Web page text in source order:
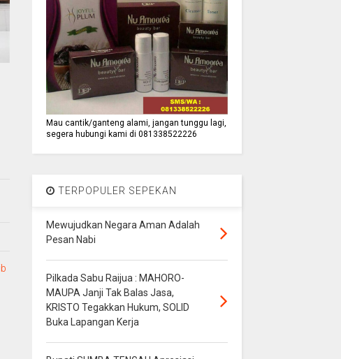
Mau cantik/ganteng alami, jangan tunggu lagi,
segera hubungi kami di 081338522226
TERPOPULER SEPEKAN
Mewujudkan Negara Aman Adalah
Pesan Nabi
Pilkada Sabu Raijua : MAHORO-
MAUPA Janji Tak Balas Jasa,
KRISTO Tegakkan Hukum, SOLID
Buka Lapangan Kerja